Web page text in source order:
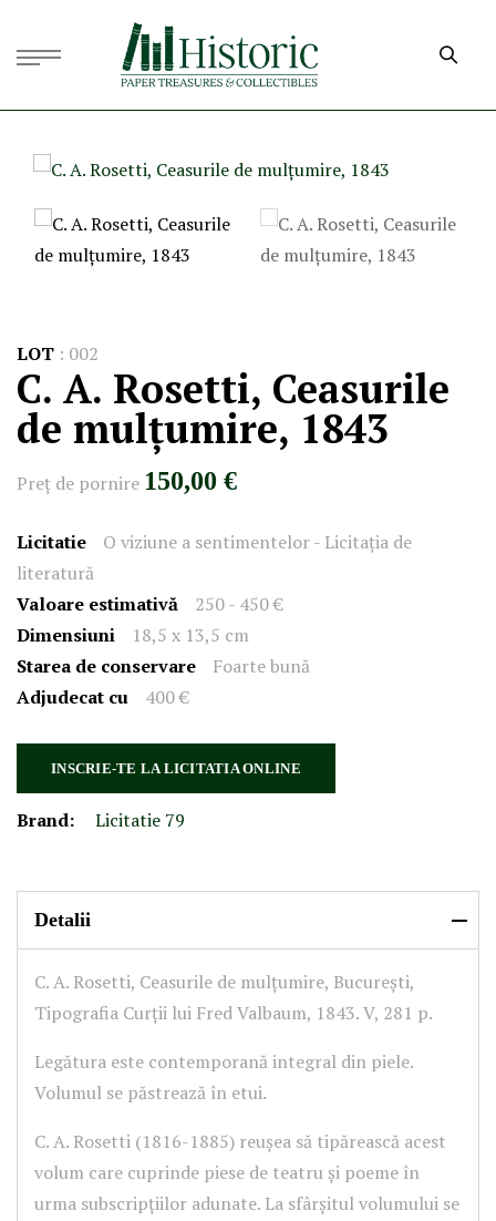
LOT : 002
C. A. Rosetti, Ceasurile
de mulțumire, 1843
Preţ de pornire 150,00 €
Licitatie
O viziune a sentimentelor - Licitația de
literatură
Valoare estimativă
250 - 450 €
Dimensiuni
18,5 x 13,5 cm
Starea de conservare
Foarte bună
Adjudecat cu
400 €
INSCRIE-TE LA LICITATIA ONLINE
Brand: Licitatie 79
Detalii
C. A. Rosetti, Ceasurile de mulțumire, București,
Tipografia Curții lui Fred Valbaum, 1843. V, 281 p.
Legătura este contemporană integral din piele.
Volumul se păstrează în etui.
C. A. Rosetti (1816-1885) reușea să tipărească acest
volum care cuprinde piese de teatru și poeme în
urma subscripțiilor adunate. La sfârșitul volumului se